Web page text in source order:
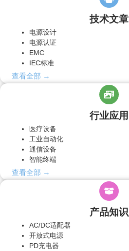
技术文章
电源设计
电源认证
EMC
IEC标准
查看全部 →
行业应用
医疗设备
工业自动化
通信设备
智能终端
查看全部 →
产品知识
AC/DC适配器
开放式电源
PD充电器